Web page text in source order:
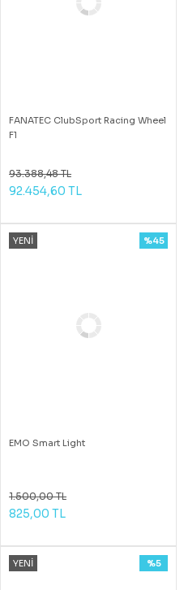
FANATEC ClubSport Racing Wheel
F1
93.388,48 TL
92.454,60 TL
YENİ
EMO Smart Light
%45
1.500,00 TL
825,00 TL
YENİ %5